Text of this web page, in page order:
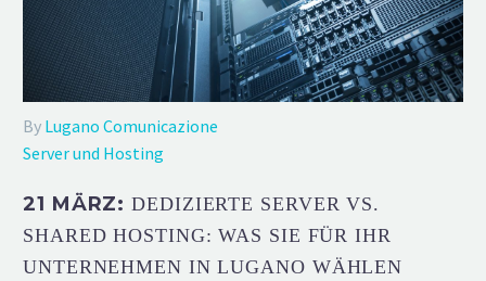
By Lugano Comunicazione
Server und Hosting
21 MÄRZ:DEDIZIERTE SERVER VS.
SHARED HOSTING: WAS SIE FÜR IHR
UNTERNEHMEN IN LUGANO WÄHLEN